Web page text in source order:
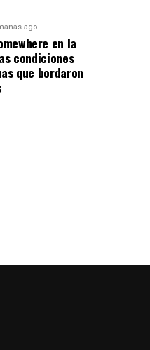
ago
en la
condiciones
que bordaron